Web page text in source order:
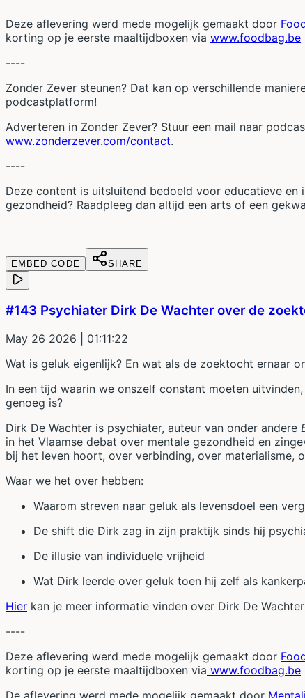
Deze aflevering werd mede mogelijk gemaakt door
korting op je eerste maaltijdboxen via ⁠⁠ www.foodbag.be⁠⁠
----
Zonder Zever steunen? Dat kan op verschillende
podcastplatform!
Adverteren in Zonder Zever? Stuur een mail naar ⁠⁠⁠
www.zonderzever.com/contact⁠⁠⁠⁠.
----
Deze content is uitsluitend bedoeld voor educatieve
gezondheid? Raadpleeg dan altijd een arts of een
EMBED CODE SHARE
#143 Psychiater Dirk De Wachter over de
May 26 2026 | 01:11:22
Wat is geluk eigenlijk? En wat als de zoektocht ernaar
In een tijd waarin we onszelf constant moeten
genoeg is?
Dirk De Wachter is psychiater, auteur van onder andere
in het Vlaamse debat over mentale gezondheid en
bij het leven hoort, over verbinding, over materialisme,
Waar we het over hebben:
Waarom streven naar geluk als levensdoel een
De shift die Dirk zag in zijn praktijk sinds hij
De illusie van individuele vrijheid
Wat Dirk leerde over geluk toen hij zelf als
Hier kan je meer informatie vinden over Dirk De
----
Deze aflevering werd mede mogelijk gemaakt door
korting op je eerste maaltijdboxen via ⁠⁠www.foodbag.be⁠⁠